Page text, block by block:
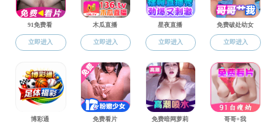
韩国色情
韩国色情新闻
通知公告
通知公告